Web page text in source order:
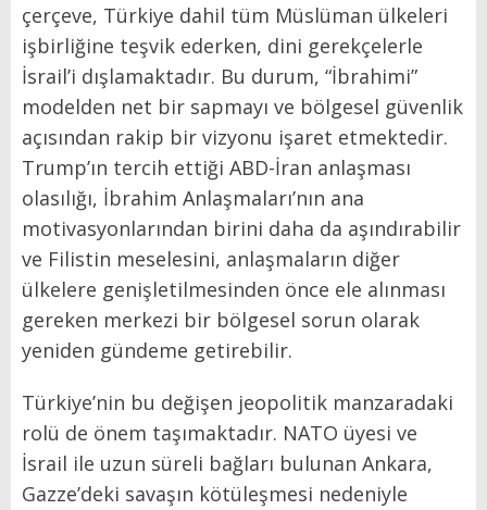
çerçeve, Türkiye dahil tüm Müslüman ülkeleri
işbirliğine teşvik ederken, dini gerekçelerle
İsrail’i dışlamaktadır. Bu durum, “İbrahimi”
modelden net bir sapmayı ve bölgesel güvenlik
açısından rakip bir vizyonu işaret etmektedir.
Trump’ın tercih ettiği ABD-İran anlaşması
olasılığı, İbrahim Anlaşmaları’nın ana
motivasyonlarından birini daha da aşındırabilir
ve Filistin meselesini, anlaşmaların diğer
ülkelere genişletilmesinden önce ele alınması
gereken merkezi bir bölgesel sorun olarak
yeniden gündeme getirebilir.
Türkiye’nin bu değişen jeopolitik manzaradaki
rolü de önem taşımaktadır. NATO üyesi ve
İsrail ile uzun süreli bağları bulunan Ankara,
Gazze’deki savaşın kötüleşmesi nedeniyle